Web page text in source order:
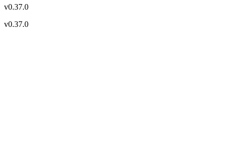
v0.37.0
v0.37.0